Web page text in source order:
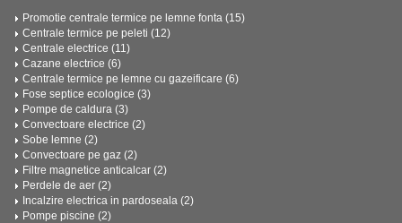
Promotie centrale termice pe lemne fonta (15)
Centrale termice pe peleti (12)
Centrale electrice (11)
Cazane electrice (6)
Centrale termice pe lemne cu gazeificare (6)
Fose septice ecologice (3)
Pompe de caldura (3)
Convectoare electrice (2)
Sobe lemne (2)
Convectoare pe gaz (2)
Filtre magnetice anticalcar (2)
Perdele de aer (2)
Incalzire electrica in pardoseala (2)
Pompe piscine (2)